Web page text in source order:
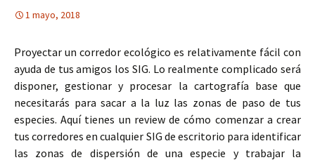
1 mayo, 2018
Proyectar un corredor ecológico es relativamente fácil con
ayuda de tus amigos los SIG. Lo realmente complicado será
disponer, gestionar y procesar la cartografía base que
necesitarás para sacar a la luz las zonas de paso de tus
especies. Aquí tienes un review de cómo comenzar a crear
tus corredores en cualquier SIG de escritorio para identificar
las zonas de dispersión de una especie y trabajar la